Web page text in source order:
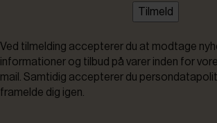
Tilmeld
Ved tilmelding accepterer du at modtage
informationer og tilbud på varer inden for
mail. Samtidig accepterer du
framelde dig igen.